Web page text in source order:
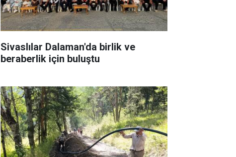
Sivaslılar Dalaman'da birlik ve
beraberlik için buluştu